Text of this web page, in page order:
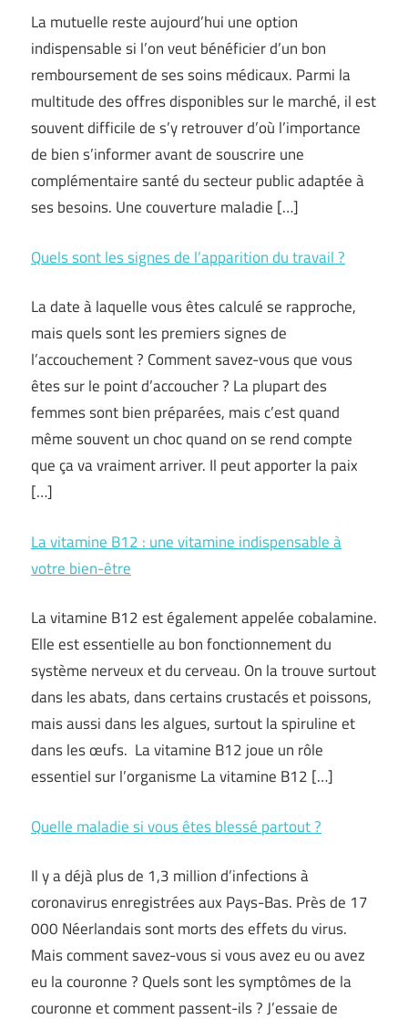
La mutuelle reste aujourd’hui une option
indispensable si l’on veut bénéficier d’un bon
remboursement de ses soins médicaux. Parmi la
multitude des offres disponibles sur le marché, il est
souvent difficile de s’y retrouver d’où l’importance
de bien s’informer avant de souscrire une
complémentaire santé du secteur public adaptée à
ses besoins. Une couverture maladie […]
Quels sont les signes de l’apparition du travail ?
La date à laquelle vous êtes calculé se rapproche,
mais quels sont les premiers signes de
l’accouchement ? Comment savez-vous que vous
êtes sur le point d’accoucher ? La plupart des
femmes sont bien préparées, mais c’est quand
même souvent un choc quand on se rend compte
que ça va vraiment arriver. Il peut apporter la paix
[…]
La vitamine B12 : une vitamine indispensable à
votre bien-être
La vitamine B12 est également appelée cobalamine.
Elle est essentielle au bon fonctionnement du
système nerveux et du cerveau. On la trouve surtout
dans les abats, dans certains crustacés et poissons,
mais aussi dans les algues, surtout la spiruline et
dans les œufs. La vitamine B12 joue un rôle
essentiel sur l’organisme La vitamine B12 […]
Quelle maladie si vous êtes blessé partout ?
Il y a déjà plus de 1,3 million d’infections à
coronavirus enregistrées aux Pays-Bas. Près de 17
000 Néerlandais sont morts des effets du virus.
Mais comment savez-vous si vous avez eu ou avez
eu la couronne ? Quels sont les symptômes de la
couronne et comment passent-ils ? J’essaie de